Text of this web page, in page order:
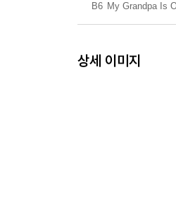
B6 My Grandpa Is
상세 이미지